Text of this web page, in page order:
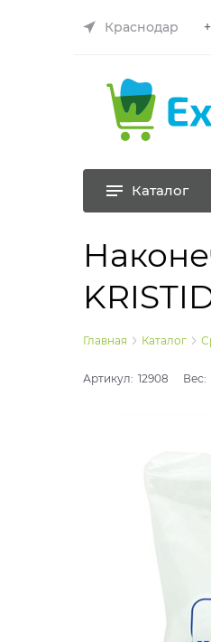
Краснодар
Каталог
Главная Каталог
Артикул: 12908 Вес: